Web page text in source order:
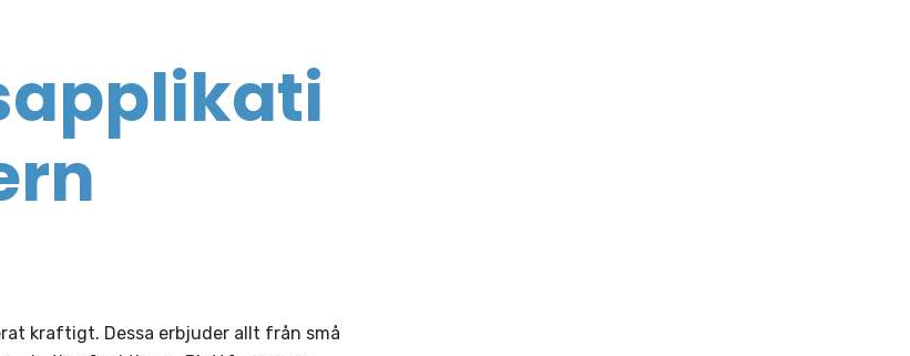
kraftigt. Dessa erbjuder allt från små